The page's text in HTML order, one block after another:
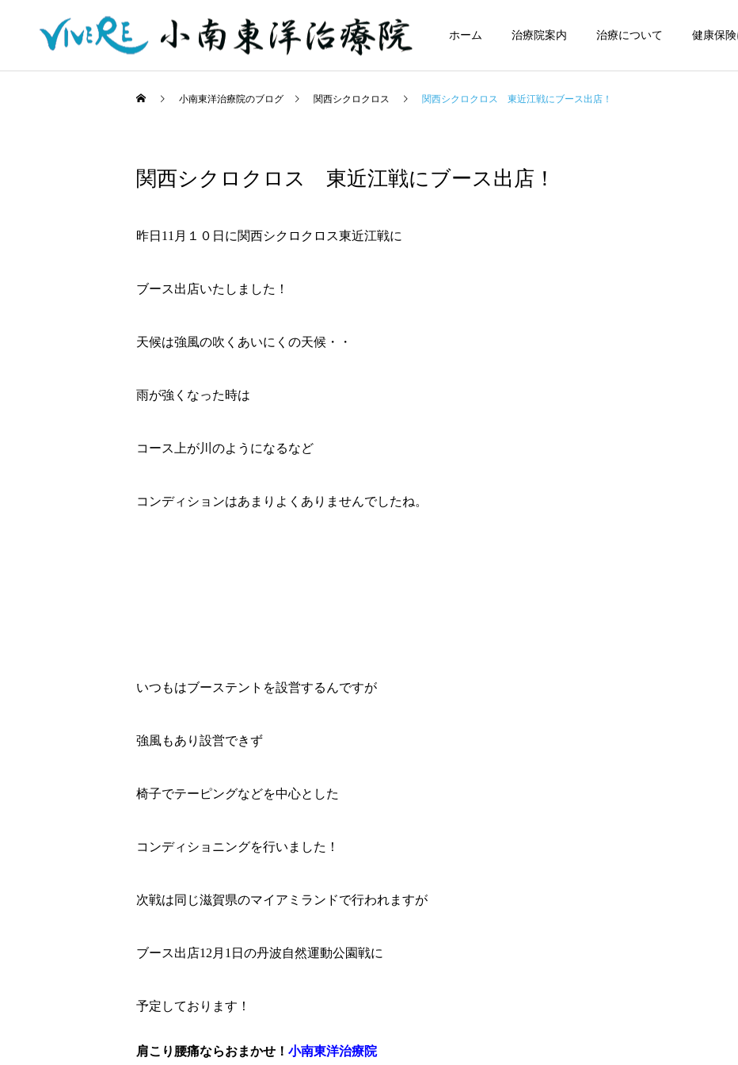
ホーム 治療院案内 治療について 健康保
小南東洋治療院のブログ 関西シクロクロス 関西シクロクロス 東近江戦にブース出店！
関西シクロクロス 東近江戦にブース出店！
昨日11月１０日に関西シクロクロス東近江戦に
ブース出店いたしました！
天候は強風の吹くあいにくの天候・・
雨が強くなった時は
コース上が川のようになるなど
コンディションはあまりよくありませんでしたね。
いつもはブーステントを設営するんですが
強風もあり設営できず
椅子でテーピングなどを中心とした
コンディショニングを行いました！
次戦は同じ滋賀県のマイアミランドで行われますが
ブース出店12月1日の丹波自然運動公園戦に
予定しております！
肩こり腰痛ならおまかせ！ 小南東洋治療院